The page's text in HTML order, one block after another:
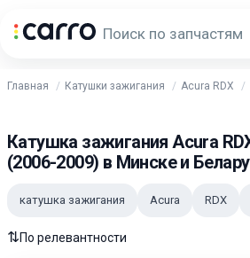
Главная Катушки зажигания Acura RDX
Катушка зажигания Acura
(2006-2009) в Минске и
катушка зажигания Acura RDX
⇅По релевантности